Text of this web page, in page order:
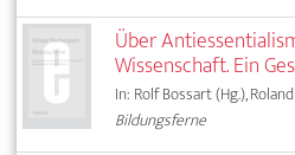
Über
Wissenschaft. Ein
In: Rolf Bossart (Hg.),
Bildungsferne